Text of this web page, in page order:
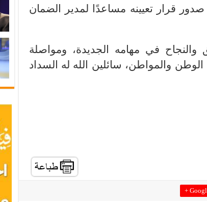
صدور قرار تعيينه مساعدًا لمدير الضمان
والنجاح في مهامه الجديدة، ومواصلة
والمواطن، سائلين الله له السداد
Google